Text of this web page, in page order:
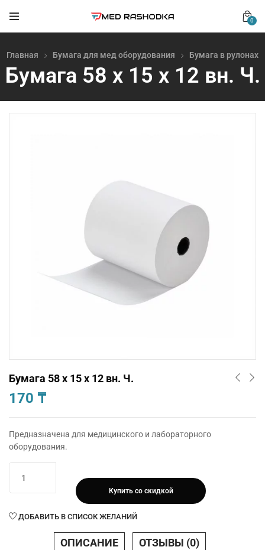
0
Главная Бумага для мед оборудования Бумага в рулонах
Бумага 58 х 15 х 12 вн. Ч.
Бумага 58 х 15 х 12 вн. Ч.
170 ₸
Предназначена для медицинского и лабораторного
оборудования.
товара
Бумага
х
Купить со скидкой
ДОБАВИТЬ В СПИСОК ЖЕЛАНИЙ
ОПИСАНИЕ ОТЗЫВЫ (0)